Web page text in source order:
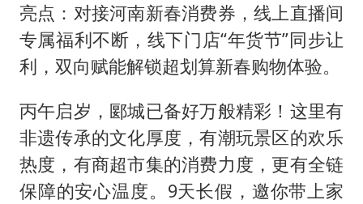
亮点：对接河南新春消费券，线上直播间
专属福利不断，线下门店“年货节”同步让
利，双向赋能解锁超划算新春购物体验。
丙午启岁，郾城已备好万般精彩！这里有
非遗传承的文化厚度，有潮玩景区的欢乐
热度，有商超市集的消费力度，更有全链
保障的安心温度。9天长假，邀你带上家